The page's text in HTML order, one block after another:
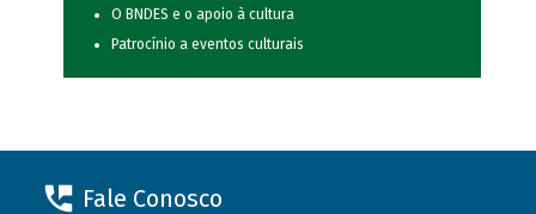
O BNDES e o apoio à cultura
Patrocínio a eventos culturais
Fale Conosco